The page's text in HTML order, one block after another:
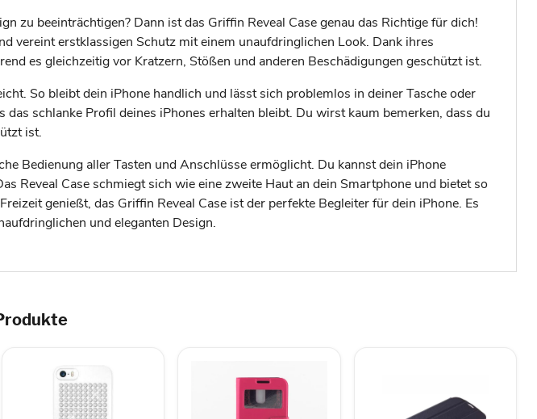
zu beeinträchtigen? Dann ist das Griffin Reveal Case genau das Richtige für dich!
vereint erstklassigen Schutz mit einem unaufdringlichen Look. Dank ihres
es gleichzeitig vor Kratzern, Stößen und anderen Beschädigungen geschützt ist.
So bleibt dein iPhone handlich und lässt sich problemlos in deiner Tasche oder
schlanke Profil deines iPhones erhalten bleibt. Du wirst kaum bemerken, dass du
ist.
Bedienung aller Tasten und Anschlüsse ermöglicht. Du kannst dein iPhone
Reveal Case schmiegt sich wie eine zweite Haut an dein Smartphone und bietet so
genießt, das Griffin Reveal Case ist der perfekte Begleiter für dein iPhone. Es
und eleganten Design.